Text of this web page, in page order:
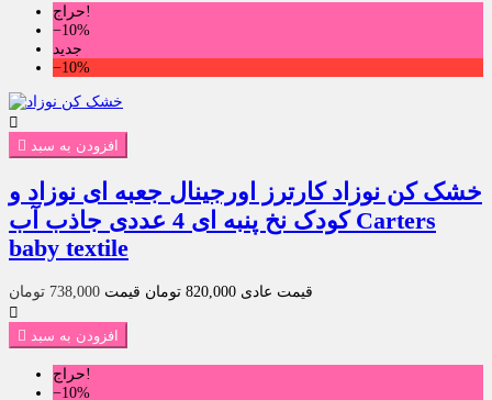
حراج!
‎−10%
جدید
‎−10%

 افزودن به سبد
خشک کن نوزاد کارترز اورجینال جعبه ای نوزاد و
کودک نخ پنبه ای 4 عددی جاذب آب Carters
baby textile
قیمت عادی 820,000 تومان قیمت 738,000 تومان

 افزودن به سبد
حراج!
‎−10%